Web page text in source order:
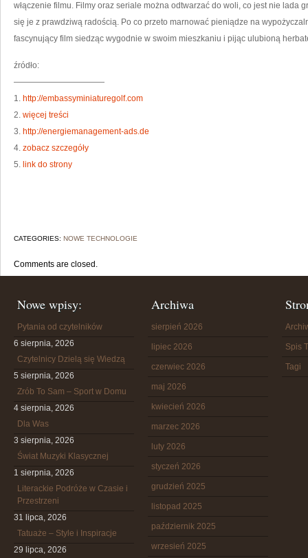
włączenie filmu. Filmy oraz seriale można odtwarzać do woli, co jest nie lada
się je z prawdziwą radością. Po co przeto marnować pieniądze na
fascynujący film siedząc wygodnie w swoim mieszkaniu i pijąc ulubioną
źródło:
———————————
1. http://embassyminiaturegolf.com
2. więcej treści
3. http://energiemanagement-ads.de
4. zobacz szczegóły
5. link do strony
CATEGORIES: NOWE TECHNOLOGIE
Comments are closed.
Nowe wpisy:
Pytania od czytelników
6 sierpnia, 2026
Czytelnicy Dzielą się Wiedzą
5 sierpnia, 2026
Zrób To Sam – Sport w Domu
4 sierpnia, 2026
Dla Was
3 sierpnia, 2026
Świat Muzyki Klasycznej
1 sierpnia, 2026
Literackie Podróże w Czasie i
Przestrzeni
31 lipca, 2026
Tatuaże – Style i Inspiracje
29 lipca, 2026
Archiwa
sierpień 2026
lipiec 2026
czerwiec 2026
maj 2026
kwiecień 2026
marzec 2026
luty 2026
styczeń 2026
grudzień 2025
listopad 2025
październik 2025
wrzesień 2025
Spis
Tagi